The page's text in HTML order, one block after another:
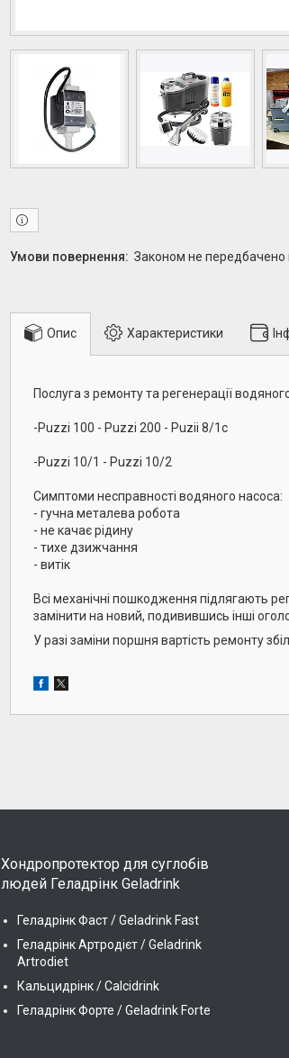
Законом не
Опис Характеристики
Послуга з ремонту та регенерації
-Puzzi 100 - Puzzi 200 - Puzii 8/1c
-Puzzi 10/1 - Puzzi 10/2
Симптоми несправності водяного насоса:
- гучна металева робота
- не качає рідину
- тихе дзижчання
- витік
Всі механічні пошкодження підлягають
замінити на новий, подивившись інші
У разі заміни поршня вартість ремонту
Хондропротектор для суглобів
людей Геладрінк Geladrink
Геладрінк Фаст / Geladrink Fast
Геладрінк Артродієт / Geladrink
Artrodiet
Кальцидрінк / Calcidrink
Геладрінк Форте / Geladrink Forte